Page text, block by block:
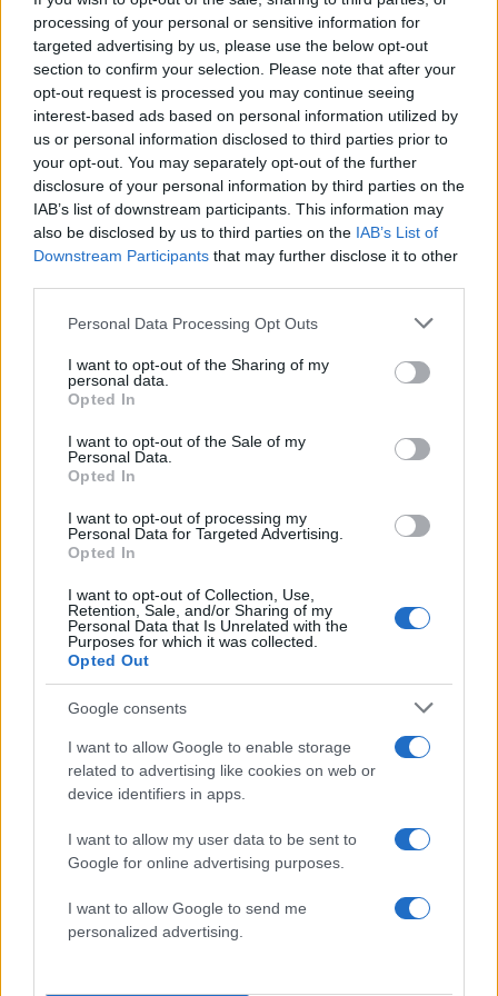
processing of your personal or sensitive information for
targeted advertising by us, please use the below opt-out
section to confirm your selection. Please note that after your
opt-out request is processed you may continue seeing
interest-based ads based on personal information utilized by
us or personal information disclosed to third parties prior to
your opt-out. You may separately opt-out of the further
disclosure of your personal information by third parties on the
IAB’s list of downstream participants. This information may
also be disclosed by us to third parties on the IAB’s List of
Downstream Participants that may further disclose it to other
Please note that this website/app uses one or more Google
not limited to your visit or usage behaviour. You may click to
grant or deny consent to Google and its third-party tags to
use your data for below specified purposes in below Google
consent section.
Personal Data Processing Opt Outs
I want to opt-out of the Sharing of my
personal data.
Opted In
I want to opt-out of the Sale of my
Personal Data.
Opted In
I want to opt-out of processing my
Personal Data for Targeted Advertising.
Opted In
I want to opt-out of Collection, Use,
Retention, Sale, and/or Sharing of my
Personal Data that Is Unrelated with the
Purposes for which it was collected.
Opted Out
Google consents
I want to allow Google to enable storage
related to advertising like cookies on web or
device identifiers in apps.
I want to allow my user data to be sent to
Google for online advertising purposes.
I want to allow Google to send me
personalized advertising.
Πιο δημοφιλή
1 Σέρρες: Βίντεο ντοκουμέντο από το
τροχαίο με νεκρούς μητέρα και γιο – Ο
οδηγός του φορτηγού κατέγραψε τη
σύγκρουση
2Marfin: Η 46χρονη πήρε προθεσμία για να
συμμετείχε στη διαδήλωση όπως και
Σίντνεϊ Τάουλ: Πέθανε σε ηλικία 26 ετών η
σταρ του TikTok – Kατέγραφε τη ζωή της
με τον καρκίνο
Μεταφορές χρημάτων: Πότε μπορεί να
θεωρηθούν δωρεές και να επιβληθεί φόρος
– Τι ισχυεί για τις γονικές παροχές
Κυψέλη: «Δεν μπορώ να το πιστέψω» –
Σοκαρισμένο το ζευγάρι Αμερικανών που
φιλοξενούσε τον 26χρονο Αφγανό στη
Πιο σχολιασμένα
Έφυγαν οι συνεργάτες, μένει η Μαρία
Καρυστιανού - Η επόμενη μέρα για την
«Ελπίδα για τη Δημοκρατία»
Canadair 515: Οι πρώτες εικόνες από την
κατασκευή του αεροσκάφους που θα
φωτιάς
Βγήκαν ξανά τα μαχαίρια στην Ελπίδα
για τη Δημοκρατία: «Καρυστιανού,
Γρατσία και Γαλανός μετέτρεψαν το
κίνημα σε φοβικό αρχηγικό κόμμα»